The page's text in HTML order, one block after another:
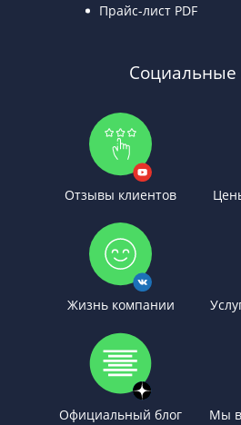
Прайс-лист PDF
Социальные
Отзывы клиентов
Жизнь компании
Официальный блог Мы в